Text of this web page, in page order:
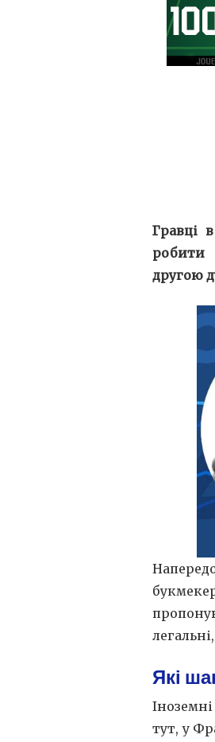
Гравці
робити
другою
Які
тут, у